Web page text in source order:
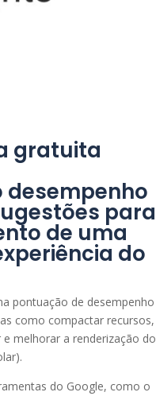
gratuita
desempenho
para
de uma
do
pontuação de desempenho
como compactar recursos,
melhorar a renderização do
do Google, como o